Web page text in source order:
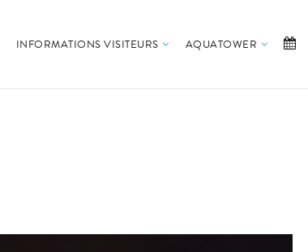
INFORMATIONS VISITEURS AQUATOWER